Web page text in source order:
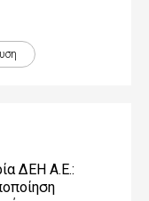
ΔΕΗ Α.Ε.: